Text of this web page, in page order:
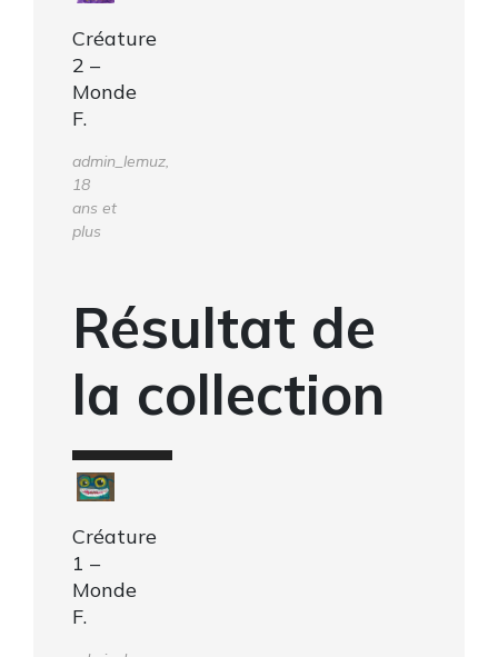
Créature
2 –
Monde
F.
admin_lemuz,
18
ans et
plus
Résultat de
la collection
Créature
1 –
Monde
F.